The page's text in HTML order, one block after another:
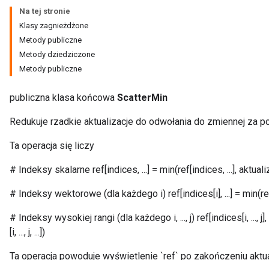
Na tej stronie
Klasy zagnieżdżone
Metody publiczne
Metody dziedziczone
Metody publiczne
publiczna klasa końcowa ScatterMin
Redukuje rzadkie aktualizacje do odwołania do zmiennej za
Ta operacja się liczy
# Indeksy skalarne ref[indices, ...] = min(ref[indices, ...],
# Indeksy wektorowe (dla każdego i) ref[indices[i], ...] =
# Indeksy wysokiej rangi (dla każdego i, ..., j) ref[indices[i, ..., j],
[i, ..., j, ...])
Ta operacja powoduje wyświetlenie `ref` po zakończeniu